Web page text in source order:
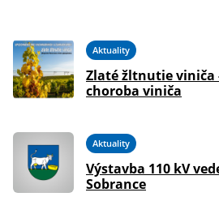
Aktuality
Zlaté žltnutie
choroba viniča
Aktuality
Výstavba 110 kV
Sobrance